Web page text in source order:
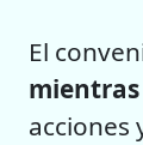
El
acciones